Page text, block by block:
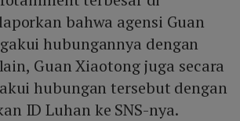
bahwa agensi Guan
hubungannya dengan
Guan Xiaotong juga secara
hubungan tersebut dengan
ID Luhan ke SNS-nya.